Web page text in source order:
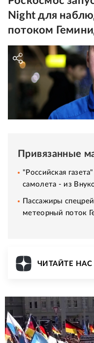
Night для
потоком
Привязанные
"Российская
самолета - из
Пассажиры
метеорный поток
ЧИТАЙТЕ НАС